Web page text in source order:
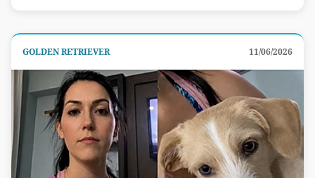
GOLDEN RETRIEVER 11/06/2026